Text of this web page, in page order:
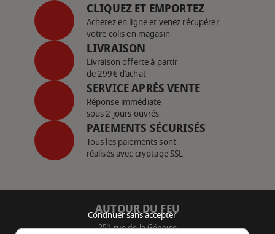
CLIQUEZ ET EMPORTEZ
Achetez en ligne et venez récupérer
votre colis en magasin
LIVRAISON
Livraison offerte à partir
de 299€ d’achat
SERVICE APRÈS VENTE
Réponse immédiate
sous 2 jours ouvrés
PAIEMENTS SÉCURISÉS
Tous les paiements sont
réalisés avec cryptage SSL
AUTOUR DU FEU
251 rue de la Génoise
Continuer sans accepter